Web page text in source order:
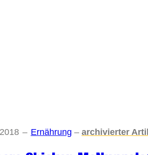
– Ernährung – archivierter